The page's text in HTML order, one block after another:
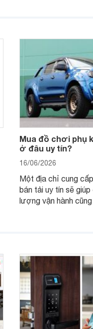
không, dùng được
Mua đồ chơi phụ
ở đâu uy tín?
16/06/2026
Một địa chỉ cung
bán tải uy tín sẽ
lượng vận hành